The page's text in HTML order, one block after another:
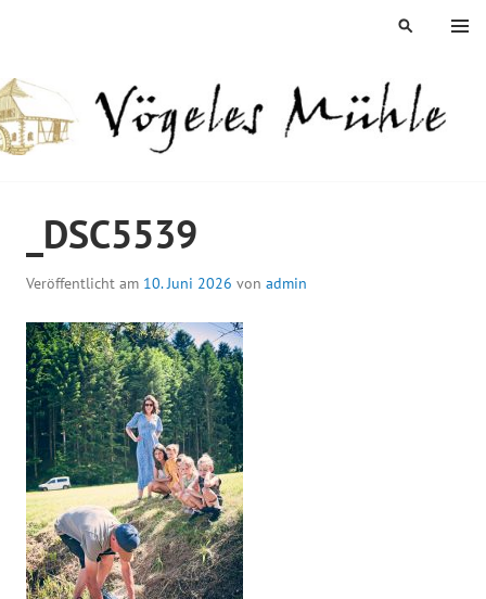
MENÜ
SUCHEN
_DSC5539
Veröffentlicht am 10. Juni 2026 von admin